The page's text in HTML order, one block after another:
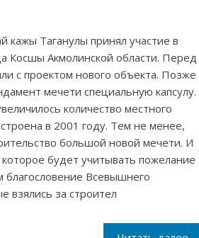
Таганулы принял участие в
Косшы Акмолинской области. Перед
с проектом нового объекта. Позже
мечети специальную капсулу.
количество местного
в 2001 году. Тем не менее,
большой новой мечети. И
будет учитывать пожелание
Всевышнего
взялись за строител